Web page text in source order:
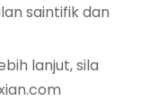
saintifik dan
lanjut, sila